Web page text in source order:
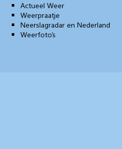
Actueel Weer
Weerpraatje
Neerslagradar en Nederland
Weerfoto’s